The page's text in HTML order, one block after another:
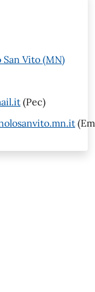
San Vito (MN)
(Pec)